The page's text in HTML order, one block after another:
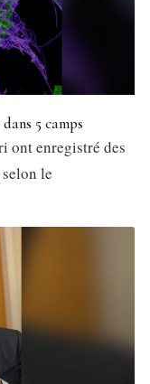
5 camps
ont enregistré des
le